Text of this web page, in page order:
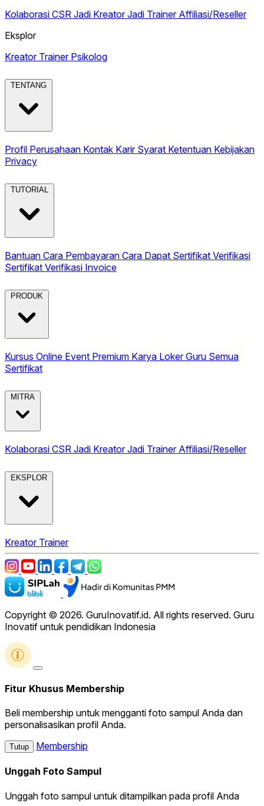
Kolaborasi CSR Jadi KreatorJadi Trainer Affiliasi/Reseller
Eksplor
Kreator Trainer Psikolog
TENTANG
Profil Perusahaan Kontak Karir Syarat Ketentuan Kebijakan
Privacy
TUTORIAL
Bantuan Cara Pembayaran Cara Dapat Sertifikat Verifikasi
Sertifikat Verifikasi Invoice
PRODUK
Kursus Online Event Premium Karya Loker Guru Semua
Sertifikat
MITRA
Kolaborasi CSR Jadi KreatorJadi Trainer Affiliasi/Reseller
EKSPLOR
Kreator Trainer
Copyright © 2026. GuruInovatif.id. All rights reserved. Guru
Inovatif untuk pendidikan Indonesia
Fitur Khusus Membership
Beli membership untuk mengganti foto sampul Anda dan
personalisasikan profil Anda.
Tutup Membership
Unggah Foto Sampul
Unggah foto sampul untuk ditampilkan pada profil Anda